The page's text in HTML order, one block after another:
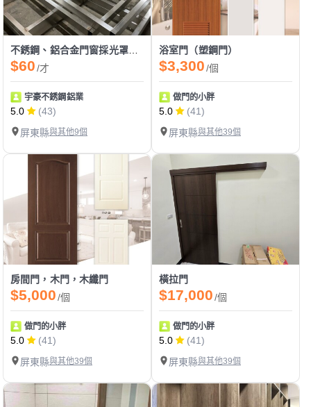
不銹鋼、鋁合金門窗採光罩各項製作安裝服務
$60/才
宇豪不銹鋼鋁業
5.0
(43)
屏東縣與其他9個
浴室門（塑鋼門）
$3,300/個
做門的小胖
5.0
(41)
屏東縣與其他39個
房間門，木門，木纖門
$5,000/個
做門的小胖
5.0
(41)
屏東縣與其他39個
橫拉門
$17,000/個
做門的小胖
5.0
(41)
屏東縣與其他39個